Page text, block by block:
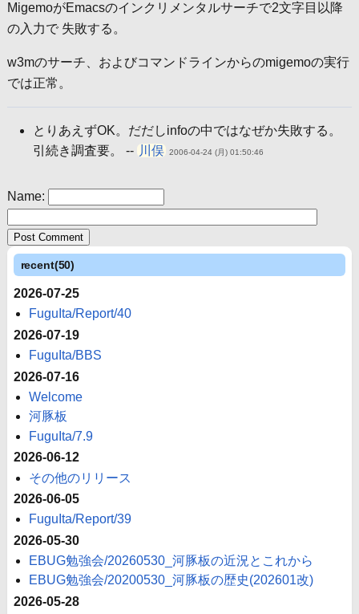
MigemoがEmacsのインクリメンタルサーチで2文字目以降
の入力で 失敗する。
w3mのサーチ、およびコマンドラインからのmigemoの実行
では正常。
とりあえずOK。だだしinfoの中ではなぜか失敗する。
引続き調査要。 -- 川俣 2006-04-24 (月) 01:50:46
Name:
recent(50)
2026-07-25
FuguIta/Report/40
2026-07-19
FuguIta/BBS
2026-07-16
Welcome
河豚板
FuguIta/7.9
2026-06-12
その他のリリース
2026-06-05
FuguIta/Report/39
2026-05-30
EBUG勉強会/20260530_河豚板の近況とこれから
EBUG勉強会/20200530_河豚板の歴史(202601改)
2026-05-28